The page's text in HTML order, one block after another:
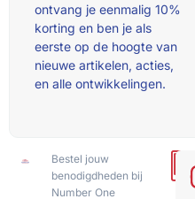
Bestel jouw
benodigdheden bij
Number One
ontvang je eenmalig 10%
korting en ben je als
eerste op de hoogte van
nieuwe artikelen, acties,
en alle ontwikkelingen.